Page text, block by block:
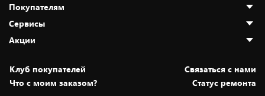
О нас
Адреса магазинов
Новости
Статьи и обзоры
Вакансии
Покупателям
Как сделать заказ
Оплата и доставка
Безналичный расчёт
Обмен и возврат товара
Сервисы
Установка техники
Для игровых консолей
Акции
Скидки и промокоды
Белорусские товары
Клуб покупателей
Cвязаться с нами
Что с моим заказом?
Статус ремонта